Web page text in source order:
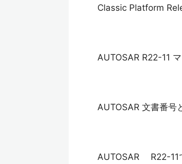
Classic Platform
AUTOSAR R22-11
AUTOSAR 文書番号
AUTOSAR R22-11